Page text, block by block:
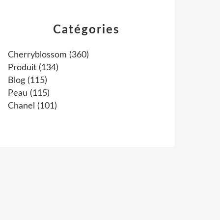
Catégories
Cherryblossom (360)
Produit (134)
Blog (115)
Peau (115)
Chanel (101)